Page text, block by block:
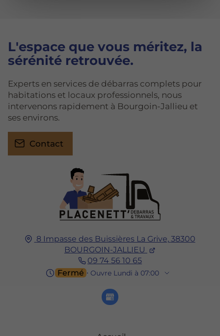
8 Impasse des Buissières La Grive, 38300
BOURGOIN-JALLIEU
09 74 56 10 65
Fermé ⋅ Ouvre Lundi à 07:00
L'espace que vous méritez, la
sérénité retrouvée.
Experts en services de débarras complets pour
habitations et locaux professionnels, nous
intervenons rapidement à Bourgoin-Jallieu et
ses environs.
Contact